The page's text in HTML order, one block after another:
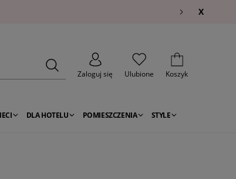
X
Zaloguj się
Ulubione Koszyk
DLA HOTELU POMIESZCZENIA STYLE